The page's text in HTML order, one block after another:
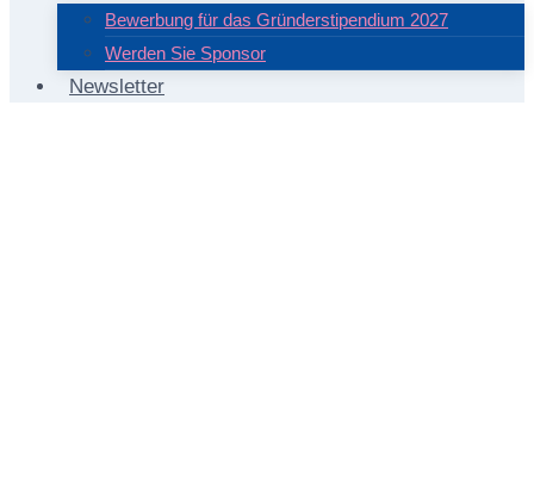
Bewerbung für das Gründerstipendium 2027
Werden Sie Sponsor
Newsletter